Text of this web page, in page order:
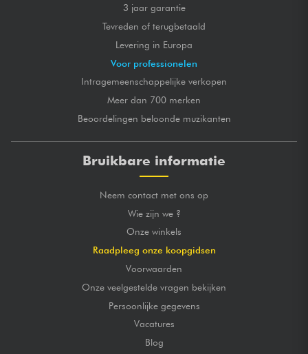
3 jaar garantie
Tevreden of terugbetaald
Levering in Europa
Voor professionelen
Intragemeenschappelijke verkopen
Meer dan 700 merken
Beoordelingen beloonde muzikanten
Bruikbare informatie
Neem contact met ons op
Wie zijn we ?
Onze winkels
Raadpleeg onze koopgidsen
Voorwaarden
Onze veelgestelde vragen bekijken
Persoonlijke gegevens
Vacatures
Blog